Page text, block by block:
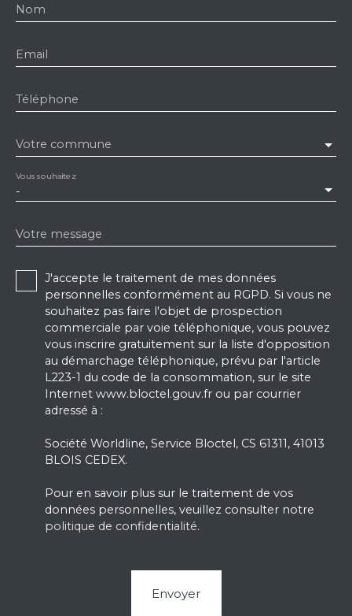
Nom
Email
Téléphone
Votre commune
-
Vous souhaitez
Votre message
J'accepte le traitement de mes données
personnelles conformément au RGPD. Si vous ne
souhaitez pas faire l'objet de prospection
commerciale par voie téléphonique, vous pouvez
vous inscrire gratuitement sur la liste d'opposition
au démarchage téléphonique, prévu par l'article
L223-1 du code de la consommation, sur le site
Internet www.bloctel.gouv.fr ou par courrier
adressé à :
Société Worldline, Service Bloctel, CS 61311, 41013
BLOIS CEDEX.
Pour en savoir plus sur le traitement de vos
données personnelles, veuillez consulter notre
politique de confidentialité.
Envoyer